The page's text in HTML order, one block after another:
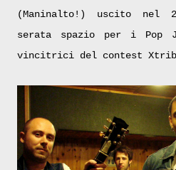
(Maninalto!) uscito nel
serata spazio per i Pop
vincitrici del contest